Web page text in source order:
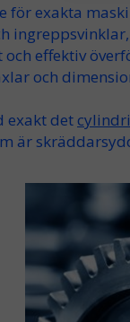
för exakta
ingreppsvinklar
och effektiv
och
exaktdet
är